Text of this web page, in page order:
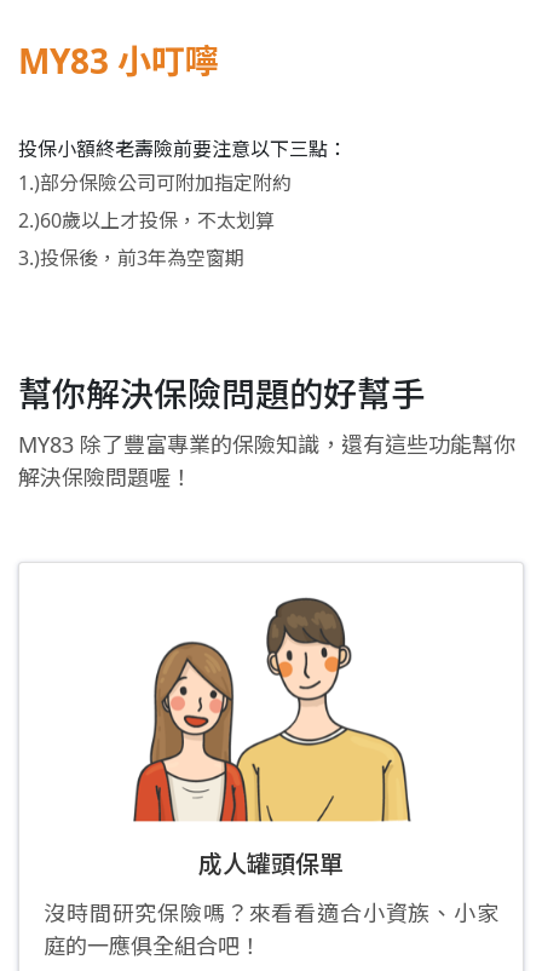
MY83 小叮嚀
投保小額終老壽險前要注意以下三點：
1.)部分保險公司可附加指定附約
2.)60歲以上才投保，不太划算
3.)投保後，前3年為空窗期
幫你解決保險問題的好幫手
MY83 除了豐富專業的保險知識，還有這些功能幫你
解決保險問題喔！
成人罐頭保單
沒時間研究保險嗎？來看看適合小資族、小家
庭的一應俱全組合吧！